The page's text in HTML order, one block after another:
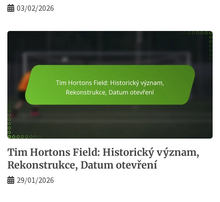
03/02/2026
Tim Hortons Field: Historický význam,
Rekonstrukce, Datum otevření
29/01/2026